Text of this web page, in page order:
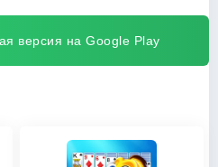
версия на Google Play